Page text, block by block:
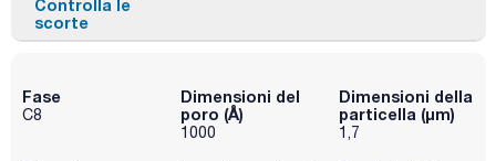
Controlla le
scorte
Fase
C8
Dimensioni del
poro (Å)
1000
Dimensioni della
particella (μm)
1,7